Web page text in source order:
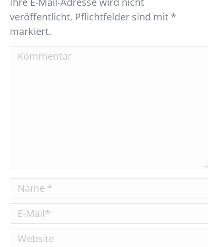
veröffentlicht. Pflichtfelder sind mit *
markiert.
Kommentar
Name *
E-Mail *
Website